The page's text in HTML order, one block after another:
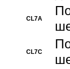
CL7A
CL7C